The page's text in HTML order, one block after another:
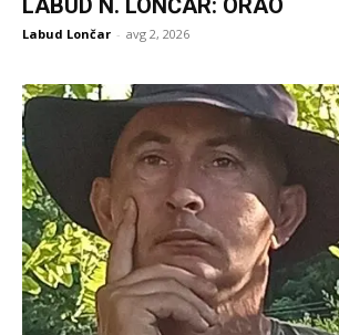
LABUD N. LONČAR: ORAO
Labud Lončar - avg 2, 2026